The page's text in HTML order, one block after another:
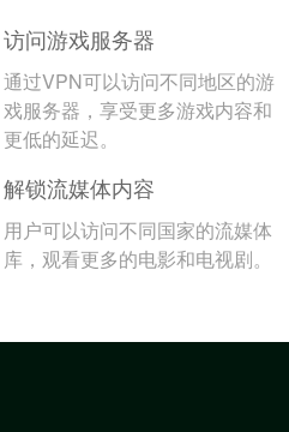
访问游戏服务器
通过VPN可以访问不同地区的游
戏服务器，享受更多游戏内容和
更低的延迟。
解锁流媒体内容
用户可以访问不同国家的流媒体
库，观看更多的电影和电视剧。